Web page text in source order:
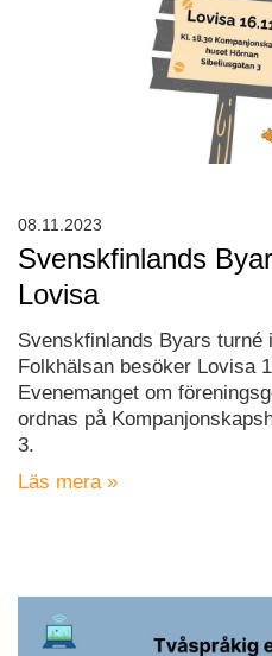
Svenskfinlands
Lovisa
Svenskfinlands Byars turné
Folkhälsan besöker Lovisa
Evenemanget om
ordnas på
3.
Läs mera »
08.11.2023